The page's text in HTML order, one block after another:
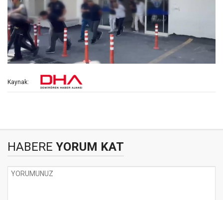
Kaynak:
HABERE YORUM KAT